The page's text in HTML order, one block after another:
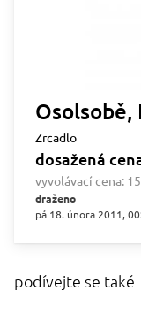
Osolsobě,
Zrcadlo
dosažená
vyvolávací cena:
draženo
pá 18. února 2011,
podívejte se také